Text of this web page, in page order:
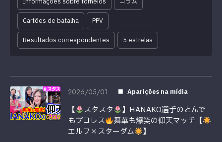
Cartões de batalha PPV
Resultados correspondentes 5 estrelas
2026/05/01 Aparições na mídia
【 スタスタ
】HANAKO選手のとんで
もプロレス
舞華も爆笑の仰天マッチ【
エルフ×スターダム
】